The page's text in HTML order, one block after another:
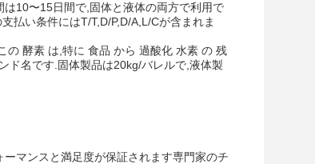
10〜15日間で,固体と液体の両方で利用で
払い条件にはT/T,D/P,D/A,L/Cが含まれま
の 酵素 は,特に 食品 から 過酸化 水素 の 残
ド名です.固体製品は20kg/バレルで,液体製
マンスと満足度が保証されます専門家のチ